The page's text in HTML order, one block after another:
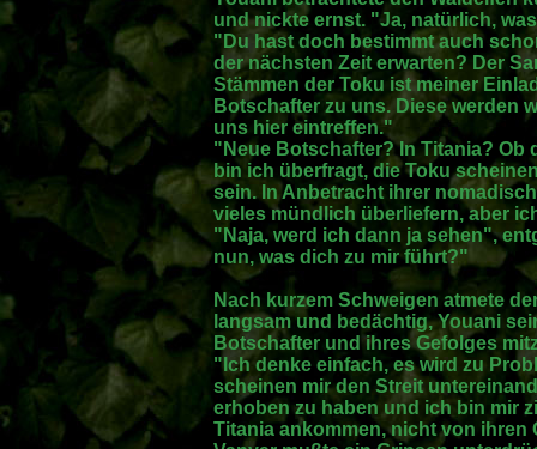
und nickte ernst. "Ja, natürlich,
"Du hast doch bestimmt auch
der nächsten Zeit erwarten? Der
Stämmen der Toku ist meiner
Botschafter zu uns. Diese werden
uns hier eintreffen."
"Neue Botschafter? In Titania?
bin ich überfragt, die Toku
sein. In Anbetracht ihrer
vieles mündlich überliefern, aber
"Naja, werd ich dann ja sehen",
nun, was dich zu mir führt?"
Nach kurzem Schweigen atmete
langsam und bedächtig, Youani
Botschafter und ihres Gefolges
"Ich denke einfach, es wird zu
scheinen mir den Streit
erhoben zu haben und ich bin mir
Titania ankommen, nicht von